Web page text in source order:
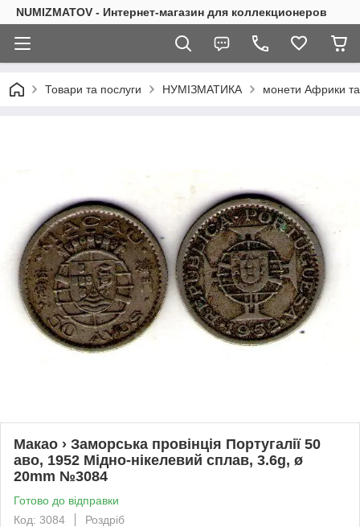
NUMIZMATOV - Интернет-магазин для коллекционеров
Товари та послуги НУМІЗМАТИКА монети Африки та
Макао › Заморська провінція Португалії 50
аво, 1952 Мідно-нікелевий сплав, 3.6g, ø
20mm №3084
Готово до відправки
Код: 3084
Роздріб